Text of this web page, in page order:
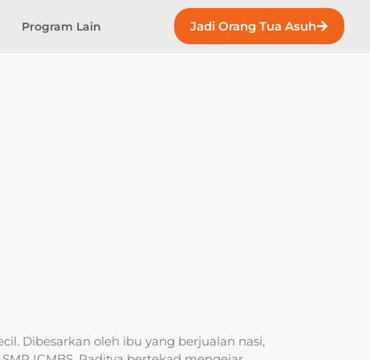
Program Lain Jadi Orang Tua Asuh
Dibesarkan oleh ibu yang berjualan nasi,